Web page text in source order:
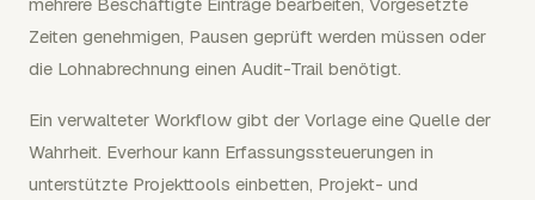
Zeiten genehmigen, Pausen geprüft werden müssen oder
die Lohnabrechnung einen Audit-Trail benötigt.
Ein verwalteter Workflow gibt der Vorlage eine Quelle der
Wahrheit. Everhour kann Erfassungssteuerungen in
unterstützte Projekttools einbetten, Projekt- und